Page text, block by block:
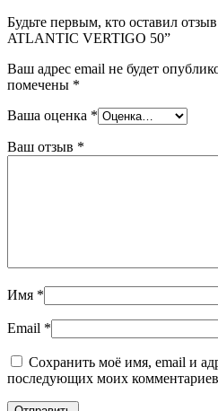
Будьте первым, кто оставил
ATLANTIC VERTIGO 50”
Ваш адрес email не будет
помечены *
Ваша оценка *
Ваш отзыв *
Имя *
Email *
Сохранить моё имя, email и
последующих моих